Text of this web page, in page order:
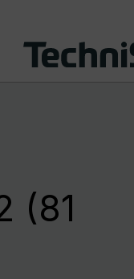
(81